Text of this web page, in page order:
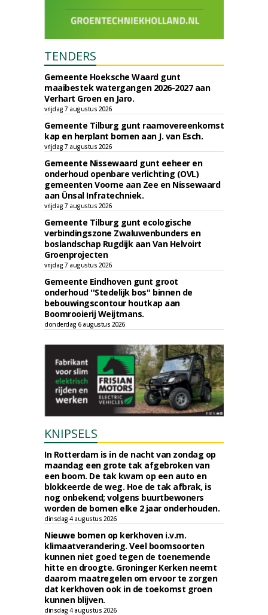
TENDERS
Gemeente Hoeksche Waard gunt
maaibestek watergangen 2026-2027 aan
Verhart Groen en Jaro.
vrijdag 7 augustus 2026
Gemeente Tilburg gunt raamovereenkomst
kap en herplant bomen aan J. van Esch.
vrijdag 7 augustus 2026
Gemeente Nissewaard gunt eeheer en
onderhoud openbare verlichting (OVL)
gemeenten Voorne aan Zee en Nissewaard
aan Ünsal Infratechniek.
vrijdag 7 augustus 2026
Gemeente Tilburg gunt ecologische
verbindingszone Zwaluwenbunders en
boslandschap Rugdijk aan Van Helvoirt
Groenprojecten
vrijdag 7 augustus 2026
Gemeente Eindhoven gunt groot
onderhoud ''Stedelijk bos'' binnen de
bebouwingscontour houtkap aan
Boomrooierij Weijtmans.
donderdag 6 augustus 2026
KNIPSELS
In Rotterdam is in de nacht van zondag op
maandag een grote tak afgebroken van
een boom. De tak kwam op een auto en
blokkeerde de weg. Hoe de tak afbrak, is
nog onbekend; volgens buurtbewoners
worden de bomen elke 2 jaar onderhouden.
dinsdag 4 augustus 2026
Nieuwe bomen op kerkhoven i.v.m.
klimaatverandering. Veel boomsoorten
kunnen niet goed tegen de toenemende
hitte en droogte. Groninger Kerken neemt
daarom maatregelen om ervoor te zorgen
dat kerkhoven ook in de toekomst groen
kunnen blijven.
dinsdag 4 augustus 2026